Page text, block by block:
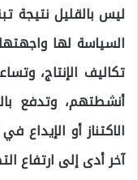
ليس بالقليل نتيجة
السياسة لها
تكاليف الإنتاج،
أنشطتهم، وتدفع
الاكتناز أو الإيداع
آخر أدى إلى ارتفاع